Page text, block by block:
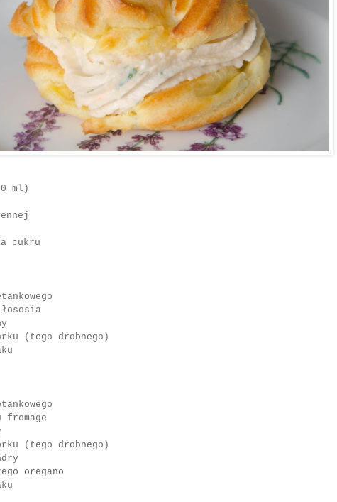
ml)
cukru
(tego drobnego)
(tego drobnego)
oregano